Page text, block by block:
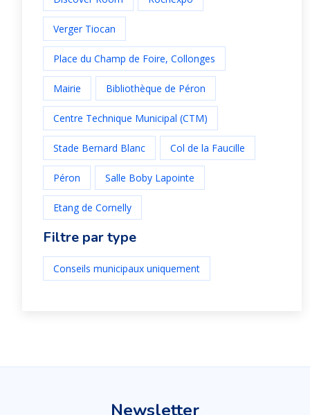
Verger Tiocan
Place du Champ de Foire, Collonges
Mairie Bibliothèque de Péron
Centre Technique Municipal (CTM)
Stade Bernard Blanc Col de la Faucille
Péron Salle Boby Lapointe
Etang de Cornelly
Filtre par type
Conseils municipaux uniquement
Newsletter